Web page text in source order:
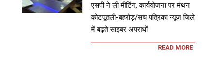
एसपी ने ली मीटिंग, कार्ययोजना पर मंथन
कोटपूतली-बहरोड़/सच पत्रिका न्यूज जिले
में बढ़ते साइबर अपराधों
READ MORE